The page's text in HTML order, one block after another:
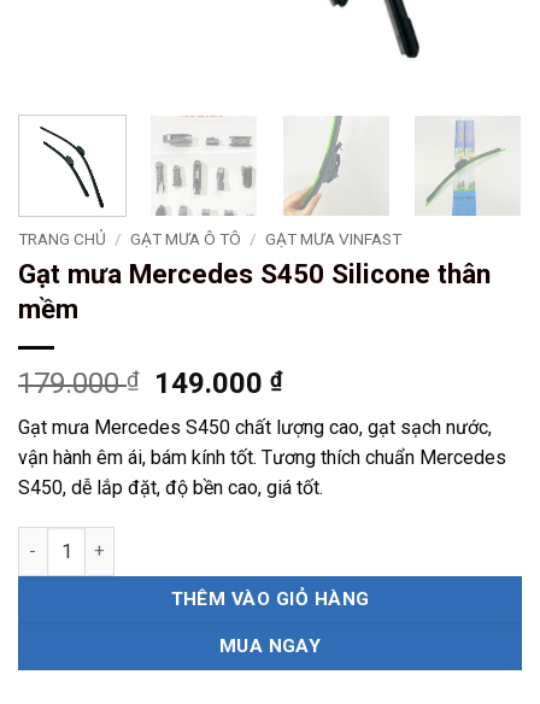
TRANG CHỦ / GẠT MƯA Ô TÔ / GẠT MƯA VINFAST
Gạt mưa Mercedes S450 Silicone thân
mềm
179.000₫
Giá
gốc
là:
179.000 ₫.
149.000₫Giá
tại
là:
149.000 ₫.
Gạt mưa Mercedes S450 chất lượng cao, gạt sạch nước,
vận hành êm ái, bám kính tốt. Tương thích chuẩn Mercedes
S450, dễ lắp đặt, độ bền cao, giá tốt.
Gạt mưa Mercedes S450 Silicone thân mềm số lượng
THÊM VÀO GIỎ HÀNG
MUA NGAY